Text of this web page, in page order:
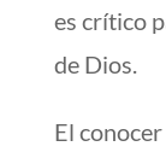
es crítico
de Dios.
El